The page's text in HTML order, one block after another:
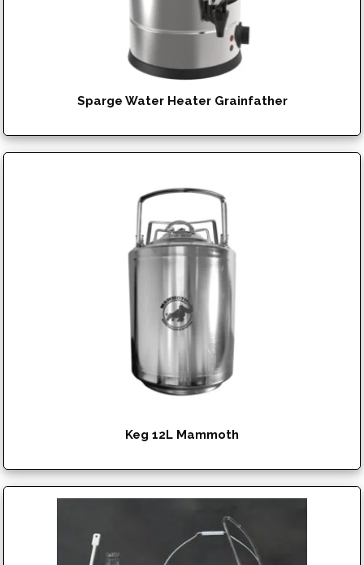
Sparge Water Heater Grainfather
Keg 12L Mammoth
129.99